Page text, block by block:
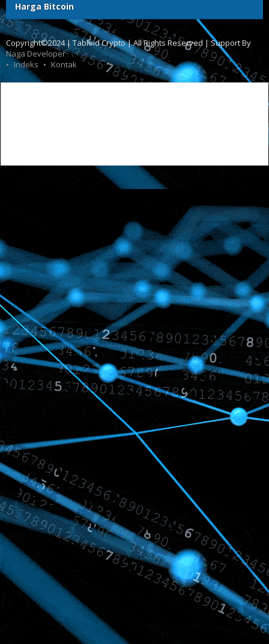
Harga Bitcoin
Copyright©2024 | Tabloid Crypto | All Rights Reserved | Support By
Naga Developer
Indeks
Kontak